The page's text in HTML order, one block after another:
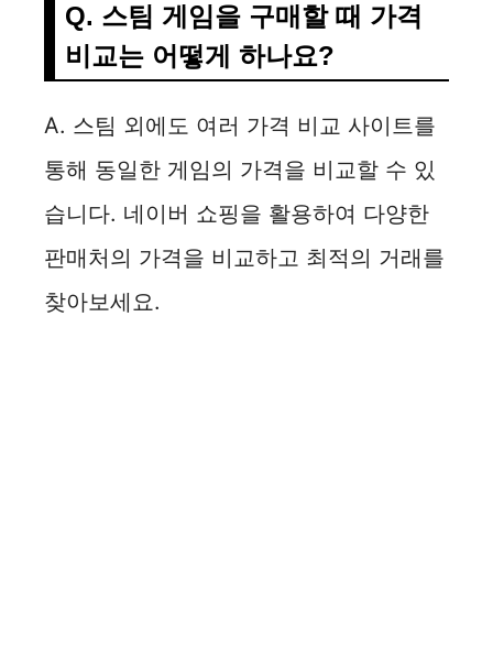
Q. 스팀 게임을 구매할 때 가격
비교는 어떻게 하나요?
A. 스팀 외에도 여러 가격 비교 사이트를
통해 동일한 게임의 가격을 비교할 수 있
습니다. 네이버 쇼핑을 활용하여 다양한
판매처의 가격을 비교하고 최적의 거래를
찾아보세요.